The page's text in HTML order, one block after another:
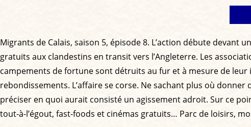
Migrants de Calais, saison 5, épisode 8. L’action débute
gratuits aux clandestins en transit vers l’Angleterre. Les
campements de fortune sont détruits au fur et à mesure de
rebondissements. L’affaire se corse. Ne sachant plus où donner
préciser en quoi aurait consisté un agissement adroit. Sur ce
tout-à-l’égout, fast-foods et cinémas gratuits… Parc de loisirs,